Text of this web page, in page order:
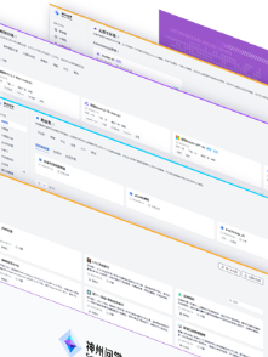
老品牌公司问学支持信创/非信
的统一管理，解决大模型算力
弹性调度，提高关键核心算力
金沙老品牌公司问学介绍 >>